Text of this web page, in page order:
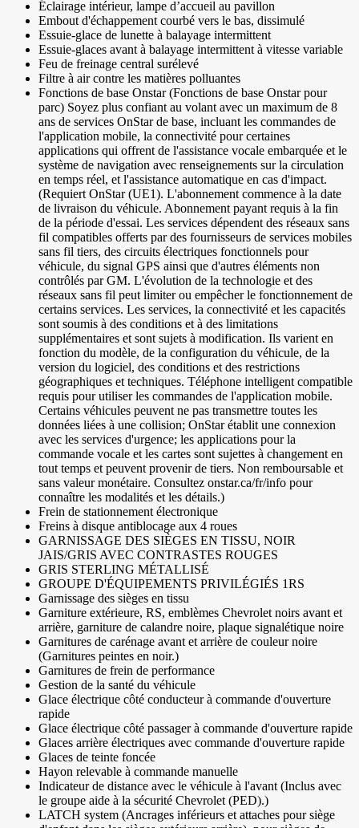
Éclairage intérieur, lampe d’accueil au pavillon
Embout d'échappement courbé vers le bas, dissimulé
Essuie-glace de lunette à balayage intermittent
Essuie-glaces avant à balayage intermittent à vitesse variable
Feu de freinage central surélevé
Filtre à air contre les matières polluantes
Fonctions de base Onstar (Fonctions de base Onstar pour
parc) Soyez plus confiant au volant avec un maximum de 8
ans de services OnStar de base, incluant les commandes de
l'application mobile, la connectivité pour certaines
applications qui offrent de l'assistance vocale embarquée et le
système de navigation avec renseignements sur la circulation
en temps réel, et l'assistance automatique en cas d'impact.
(Requiert OnStar (UE1). L'abonnement commence à la date
de livraison du véhicule. Abonnement payant requis à la fin
de la période d'essai. Les services dépendent des réseaux sans
fil compatibles offerts par des fournisseurs de services mobiles
sans fil tiers, des circuits électriques fonctionnels pour
véhicule, du signal GPS ainsi que d'autres éléments non
contrôlés par GM. L'évolution de la technologie et des
réseaux sans fil peut limiter ou empêcher le fonctionnement de
certains services. Les services, la connectivité et les capacités
sont soumis à des conditions et à des limitations
supplémentaires et sont sujets à modification. Ils varient en
fonction du modèle, de la configuration du véhicule, de la
version du logiciel, des conditions et des restrictions
géographiques et techniques. Téléphone intelligent compatible
requis pour utiliser les commandes de l'application mobile.
Certains véhicules peuvent ne pas transmettre toutes les
données liées à une collision; OnStar établit une connexion
avec les services d'urgence; les applications pour la
commande vocale et les cartes sont sujettes à changement en
tout temps et peuvent provenir de tiers. Non remboursable et
sans valeur monétaire. Consultez onstar.ca/fr/info pour
connaître les modalités et les détails.)
Frein de stationnement électronique
Freins à disque antiblocage aux 4 roues
GARNISSAGE DES SIÈGES EN TISSU, NOIR
JAIS/GRIS AVEC CONTRASTES ROUGES
GRIS STERLING MÉTALLISÉ
GROUPE D'ÉQUIPEMENTS PRIVILÉGIÉS 1RS
Garnissage des sièges en tissu
Garniture extérieure, RS, emblèmes Chevrolet noirs avant et
arrière, garniture de calandre noire, plaque signalétique noire
Garnitures de carénage avant et arrière de couleur noire
(Garnitures peintes en noir.)
Garnitures de frein de performance
Gestion de la santé du véhicule
Glace électrique côté conducteur à commande d'ouverture
rapide
Glace électrique côté passager à commande d'ouverture rapide
Glaces arrière électriques avec commande d'ouverture rapide
Glaces de teinte foncée
Hayon relevable à commande manuelle
Indicateur de distance avec le véhicule à l'avant (Inclus avec
le groupe aide à la sécurité Chevrolet (PED).)
LATCH system (Ancrages inférieurs et attaches pour siège